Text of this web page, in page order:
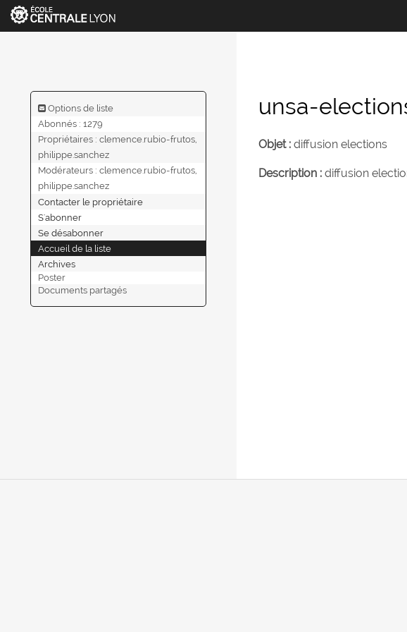
Options de liste
Abonnés : 1279
Propriétaires : clemence.rubio-frutos,
philippe.sanchez
Modérateurs : clemence.rubio-frutos,
philippe.sanchez
Contacter le propriétaire
S'abonner
Se désabonner
Accueil de la liste
Archives
Poster
Documents partagés
unsa-
Objet : diffusion elections
Description : diffusion